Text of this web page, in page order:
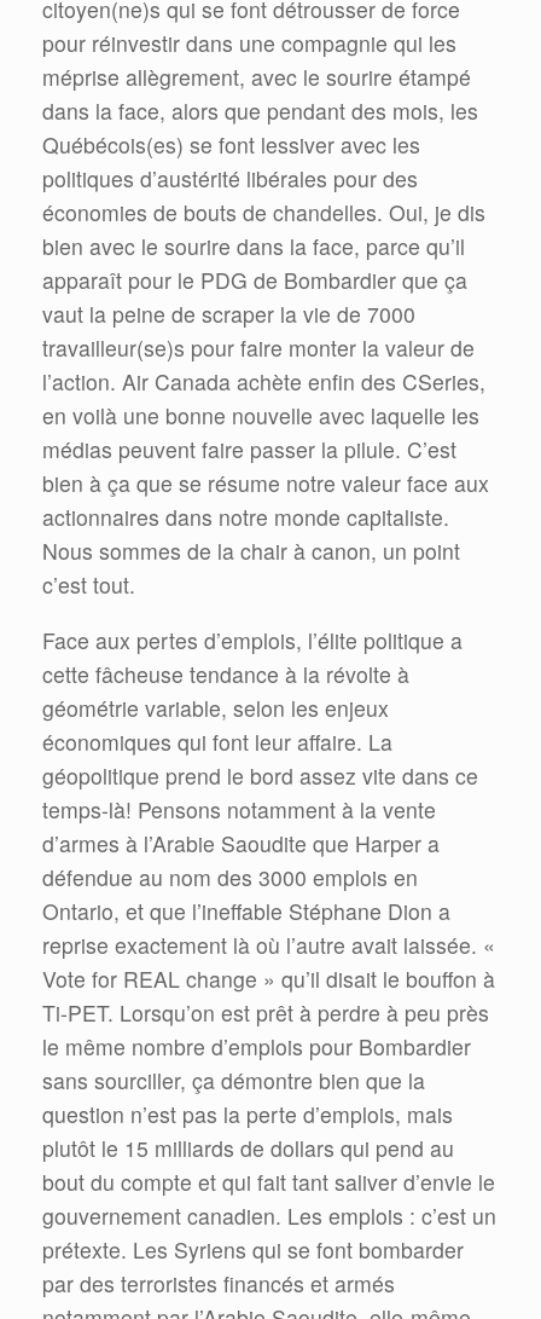
citoyen(ne)s qui se font détrousser de force
pour réinvestir dans une compagnie qui les
méprise allègrement, avec le sourire étampé
dans la face, alors que pendant des mois, les
Québécois(es) se font lessiver avec les
politiques d’austérité libérales pour des
économies de bouts de chandelles. Oui, je dis
bien avec le sourire dans la face, parce qu’il
apparaît pour le PDG de Bombardier que ça
vaut la peine de scraper la vie de 7000
travailleur(se)s pour faire monter la valeur de
l’action. Air Canada achète enfin des CSeries,
en voilà une bonne nouvelle avec laquelle les
médias peuvent faire passer la pilule. C’est
bien à ça que se résume notre valeur face aux
actionnaires dans notre monde capitaliste.
Nous sommes de la chair à canon, un point
c’est tout.
Face aux pertes d’emplois, l’élite politique a
cette fâcheuse tendance à la révolte à
géométrie variable, selon les enjeux
économiques qui font leur affaire. La
géopolitique prend le bord assez vite dans ce
temps-là! Pensons notamment à la vente
d’armes à l’Arabie Saoudite que Harper a
défendue au nom des 3000 emplois en
Ontario, et que l’ineffable Stéphane Dion a
reprise exactement là où l’autre avait laissée. «
Vote for REAL change » qu’il disait le bouffon à
Ti-PET. Lorsqu’on est prêt à perdre à peu près
le même nombre d’emplois pour Bombardier
sans sourciller, ça démontre bien que la
question n’est pas la perte d’emplois, mais
plutôt le 15 milliards de dollars qui pend au
bout du compte et qui fait tant saliver d’envie le
gouvernement canadien. Les emplois : c’est un
prétexte. Les Syriens qui se font bombarder
par des terroristes financés et armés